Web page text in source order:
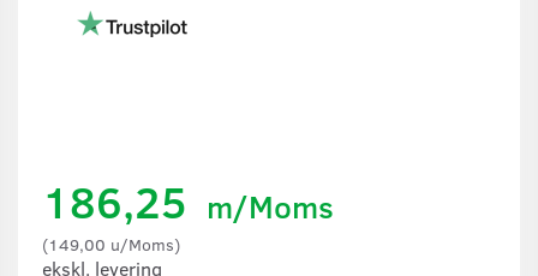
186,25 m/Moms
(149,00 u/Moms)
ekskl. levering